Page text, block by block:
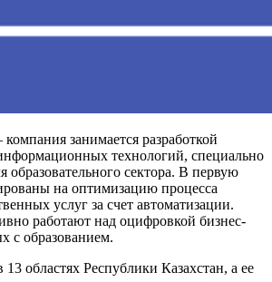
занимается разработкой
технологий, специально
образовательного сектора. В первую
на оптимизацию процесса
услуг за счет автоматизации.
работают над оцифровкой бизнес-
с образованием.
областях Республики Казахстан, а ее